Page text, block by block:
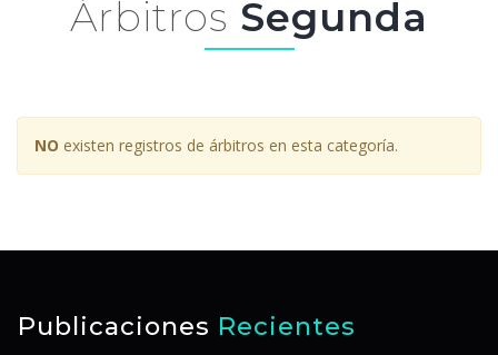
Árbitros Segunda
NO existen registros de árbitros en esta categoría.
Publicaciones Recientes